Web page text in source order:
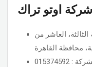
اوتو تراك
العاشر من
015374592